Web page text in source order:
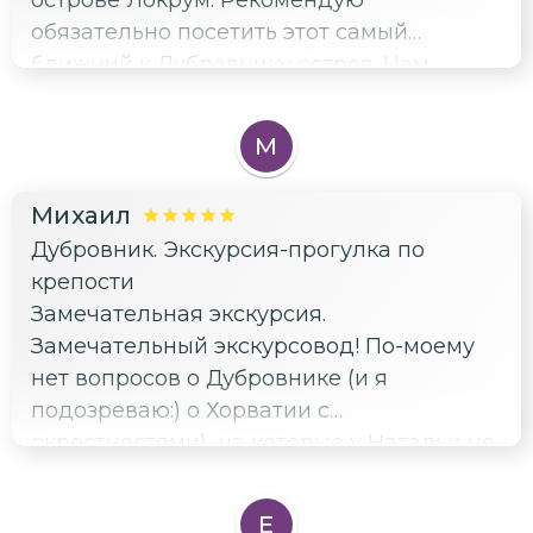
обязательно посетить этот самый
ближний к Дубровнику остров. Нам
города и острова. Наталья — очень
ответственный, интересный человек.
рассказала нам о современной жизни
Хорватии и Дубровника, дала советы, что
посмотреть самостоятельно, дала
рекомендации по подаркам и
ресторанам.
М
Михаил
Дубровник. Экскурсия-прогулка по
крепости
Замечательная экскурсия.
Замечательный экскурсовод! По-моему
нет вопросов о Дубровнике (и я
подозреваю:) о Хорватии с
окрестностями), на которые у Натальи не
экскурсии мы получили очень много
Е